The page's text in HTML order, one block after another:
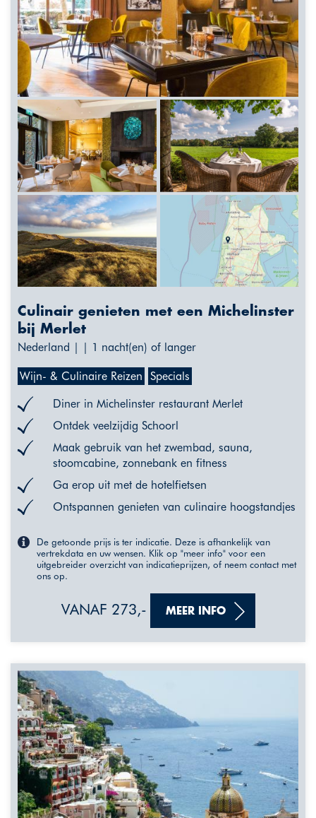
Culinair genieten met een Michelinster
bij Merlet
Nederland | | 1 nacht(en) of langer
Wijn- & Culinaire Reizen Specials
Diner in Michelinster restaurant Merlet
Ontdek veelzijdig Schoorl
Maak gebruik van het zwembad, sauna,
stoomcabine, zonnebank en fitness
Ga erop uit met de hotelfietsen
Ontspannen genieten van culinaire hoogstandjes
De getoonde prijs is ter indicatie. Deze is afhankelijk van
vertrekdata en uw wensen. Klik op "meer info" voor een
uitgebreider overzicht van indicatieprijzen, of neem contact met
ons op.
VANAF 273,- MEER INFO